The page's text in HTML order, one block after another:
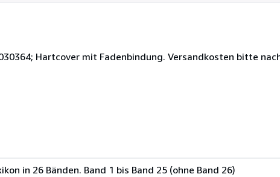
Hartcover mit Fadenbindung. Versandkosten bitte
in 26 Bänden. Band 1 bis Band 25 (ohne Band 26)